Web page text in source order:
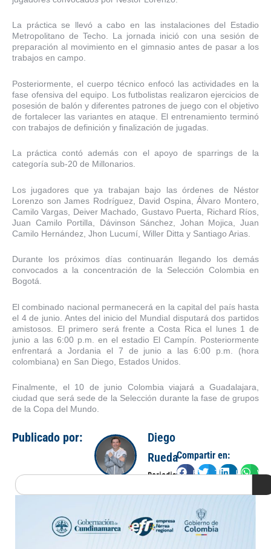
La práctica se llevó a cabo en las instalaciones del Estadio
Metropolitano de Techo. La jornada inició con una sesión de
preparación al movimiento en el gimnasio antes de pasar a los
trabajos en campo.
Posteriormente, el cuerpo técnico enfocó las actividades en la
fase ofensiva del equipo. Los futbolistas realizaron ejercicios de
posesión de balón y diferentes patrones de juego con el objetivo
de fortalecer las variantes en ataque. El entrenamiento terminó
con trabajos de definición y finalización de jugadas.
La práctica contó además con el apoyo de sparrings de la
categoría sub-20 de Millonarios.
Los jugadores que ya trabajan bajo las órdenes de Néstor
Lorenzo son James Rodríguez, David Ospina, Álvaro Montero,
Camilo Vargas, Deiver Machado, Gustavo Puerta, Richard Ríos,
Juan Camilo Portilla, Dávinson Sánchez, Johan Mojica, Juan
Camilo Hernández, Jhon Lucumí, Willer Ditta y Santiago Arias.
Durante los próximos días continuarán llegando los demás
convocados a la concentración de la Selección Colombia en
Bogotá.
El combinado nacional permanecerá en la capital del país hasta
el 4 de junio. Antes del inicio del Mundial disputará dos partidos
amistosos. El primero será frente a Costa Rica el lunes 1 de
junio a las 6:00 p.m. en el estadio El Campín. Posteriormente
enfrentará a Jordania el 7 de junio a las 6:00 p.m. (hora
colombiana) en San Diego, Estados Unidos.
Finalmente, el 10 de junio Colombia viajará a Guadalajara,
ciudad que será sede de la Selección durante la fase de grupos
de la Copa del Mundo.
Publicado por:
Diego
Rueda
Periodista
Compartir en:
FacebookTwitterLinkedIn
Search